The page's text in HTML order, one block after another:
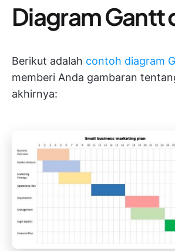
Diagram Gantt
Berikut adalah contoh diagram
memberi Anda gambaran
akhirnya: